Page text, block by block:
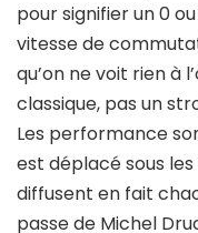
pour signifier un 0
vitesse de
qu’on ne voit rien à
classique, pas un
Les performance
est déplacé sous
diffusent en fait
passe de Michel